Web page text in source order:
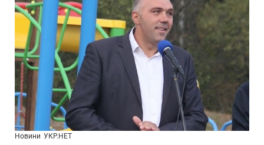
Новини УКР.НЕТ